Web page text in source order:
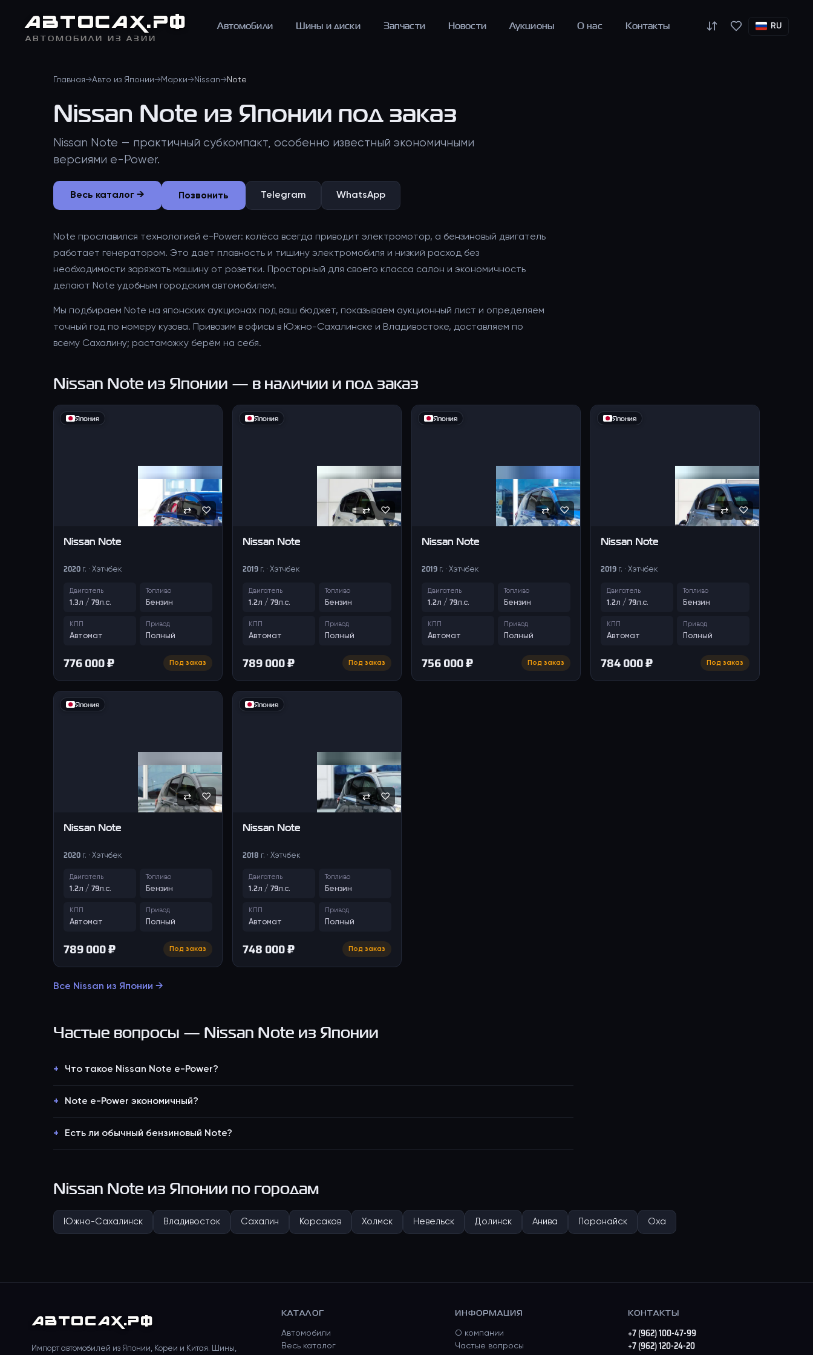
АВТОСАХ.РФ
АВТОМОБИЛИ ИЗ АЗИИ
Автомобили Шины и диски Запчасти Новости Аукционы О нас Контакты RU
Главная→Авто из Японии→Марки→Nissan→Note
Nissan Note из Японии под заказ
Nissan Note — практичный субкомпакт, особенно известный экономичными
версиями e-Power.
Весь каталог → Позвонить Telegram WhatsApp
Note прославился технологией e-Power: колёса всегда приводит электромотор, а бензиновый двигатель
работает генератором. Это даёт плавность и тишину электромобиля и низкий расход без
необходимости заряжать машину от розетки. Просторный для своего класса салон и экономичность
делают Note удобным городским автомобилем.
Мы подбираем Note на японских аукционах под ваш бюджет, показываем аукционный лист и определяем
точный год по номеру кузова. Привозим в офисы в Южно-Сахалинске и Владивостоке, доставляем по
всему Сахалину; растаможку берём на себя.
Nissan Note из Японии — в наличии и под заказ
Япония
⇄ ♡
Nissan Note
2020 г. · Хэтчбек
Двигатель
1.3л / 79л.с.
Топливо
Бензин
КПП
Автомат
Привод
Полный
776 000 ₽ Под заказ
Япония
⇄ ♡
Nissan Note
2019 г. · Хэтчбек
Двигатель
1.2л / 79л.с.
Топливо
Бензин
КПП
Автомат
Привод
Полный
789 000 ₽ Под заказ
Япония
⇄ ♡
Nissan Note
2019 г. · Хэтчбек
Двигатель
1.2л / 79л.с.
Топливо
Бензин
КПП
Автомат
Привод
Полный
756 000 ₽ Под заказ
Япония
⇄ ♡
Nissan Note
2019 г. · Хэтчбек
Двигатель
1.2л / 79л.с.
Топливо
Бензин
КПП
Автомат
Привод
Полный
784 000 ₽ Под заказ
Япония
⇄ ♡
Nissan Note
2020 г. · Хэтчбек
Двигатель
1.2л / 79л.с.
Топливо
Бензин
КПП
Автомат
Привод
Полный
789 000 ₽ Под заказ
Япония
⇄ ♡
Nissan Note
2018 г. · Хэтчбек
Двигатель
1.2л / 79л.с.
Топливо
Бензин
КПП
Автомат
Привод
Полный
748 000 ₽ Под заказ
Все Nissan из Японии →
Частые вопросы — Nissan Note из Японии
Что такое Nissan Note e-Power?
Note e-Power экономичный?
Есть ли обычный бензиновый Note?
Nissan Note из Японии по городам
Южно-Сахалинск Владивосток Сахалин Корсаков Холмск Невельск Долинск Анива Поронайск Оха
АВТОСАХ.РФ
Импорт автомобилей из Японии, Кореи и Китая. Шины,
КАТАЛОГ
Автомобили
Весь каталог
ИНФОРМАЦИЯ
О компании
Частые вопросы
КОНТАКТЫ
+7 (962) 100-47-99
+7 (962) 120-24-20